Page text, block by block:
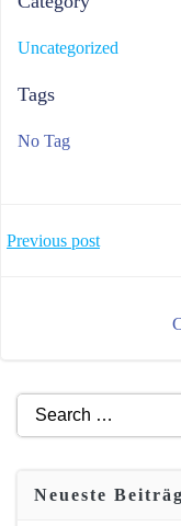
Uncategorized
Tags
No Tag
Previous post
Neueste